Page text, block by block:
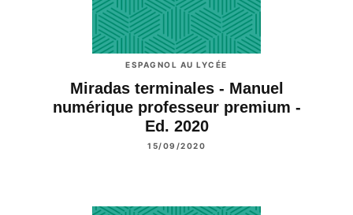
ESPAGNOL AU LYCÉE
Miradas terminales - Manuel
numérique professeur premium -
Ed. 2020
15/09/2020